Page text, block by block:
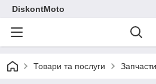
DiskontMoto
Товари та послуги